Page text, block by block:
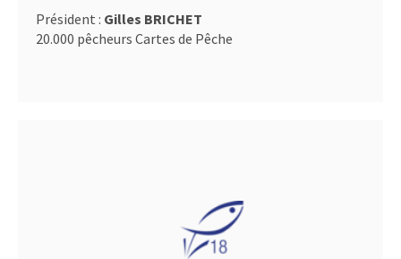
Président : Gilles BRICHET
20.000 pêcheurs Cartes de Pêche